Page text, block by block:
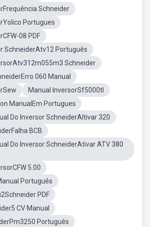
Schneider
Portugues
08 PDF
SchneiderAtv12 Português
Schneider
060 Manual
Manual InversorSf5000tl
ManualEm Portugues
Do Inversor SchneiderAltivar 320
BCB
Do Inversor SchneiderAtivar ATV 380
5.00
Português
PDF
CV Manual
Português